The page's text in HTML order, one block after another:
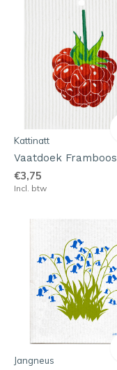
Kattinatt
Vaatdoek Framboos
€3,75
Incl. btw
Jangneus